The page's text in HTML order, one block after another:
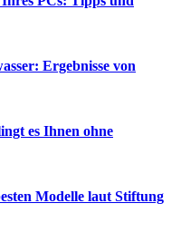
Ergebnisse von
es Ihnen ohne
Modelle laut Stiftung